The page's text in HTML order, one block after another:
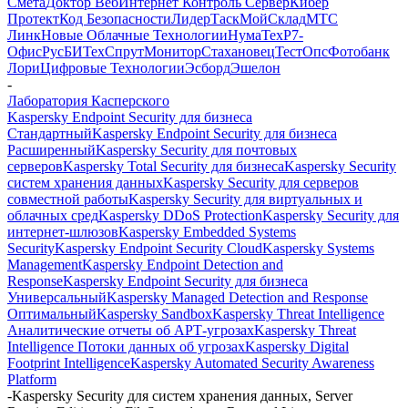
ПротектКод БезопасностиЛидерТаскМойСкладМТС
ЛинкНовые Облачные ТехнологииНумаТехР7-
ОфисРусБИТехСпрутМониторСтахановецТестОпсФотобанк
ЛориЦифровые ТехнологииЭсбордЭшелон
-
Лаборатория Касперского
Kaspersky Endpoint Security для бизнеса
СтандартныйKaspersky Endpoint Security для бизнеса
РасширенныйKaspersky Security для почтовых
серверовKaspersky Total Security для бизнесаKaspersky Security
систем хранения данныхKaspersky Security для серверов
совместной работыKaspersky Security для виртуальных и
облачных средKaspersky DDoS ProtectionKaspersky Security для
интернет-шлюзовKaspersky Embedded Systems
SecurityKaspersky Endpoint Security CloudKaspersky Systems
ManagementKaspersky Endpoint Detection and
ResponseKaspersky Endpoint Security для бизнеса
УниверсальныйKaspersky Managed Detection and Response
ОптимальныйKaspersky SandboxKaspersky Threat Intelligence
Аналитические отчеты об АРТ-угрозахKaspersky Threat
Intelligence Потоки данных об угрозахKaspersky Digital
Footprint IntelligenceKaspersky Automated Security Awareness
Platform
-Kaspersky Security для систем хранения данных, Server